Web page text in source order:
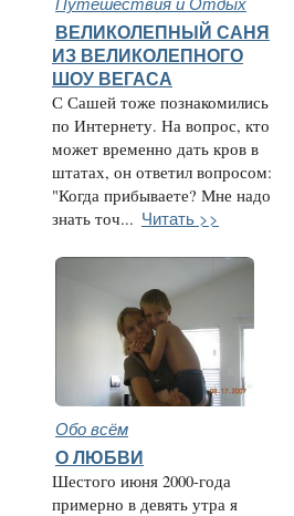
ВЕЛИКОЛЕПНЫЙ САНЯ
ИЗ ВЕЛИКОЛЕПНОГО
ШОУ ВЕГАСА
С Сашей тоже познакомились
по Интернету. На вопрос, кто
может временно дать кров в
штатах, он ответил вопросом:
"Когда прибываете? Мне надо
знать точ... Читать >>
Обо всём
О ЛЮБВИ
Шестого июня 2000-года
примерно в девять утра я